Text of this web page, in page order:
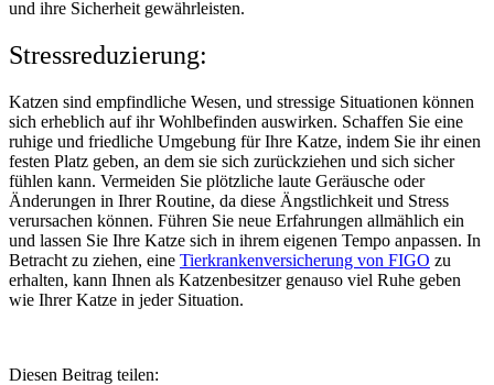
und ihre Sicherheit gewährleisten.
Stressreduzierung:
Katzen sind empfindliche Wesen, und stressige Situationen können
sich erheblich auf ihr Wohlbefinden auswirken. Schaffen Sie eine
ruhige und friedliche Umgebung für Ihre Katze, indem Sie ihr einen
festen Platz geben, an dem sie sich zurückziehen und sich sicher
fühlen kann. Vermeiden Sie plötzliche laute Geräusche oder
Änderungen in Ihrer Routine, da diese Ängstlichkeit und Stress
verursachen können. Führen Sie neue Erfahrungen allmählich ein
und lassen Sie Ihre Katze sich in ihrem eigenen Tempo anpassen. In
Betracht zu ziehen, eine Tierkrankenversicherung von FIGO zu
erhalten, kann Ihnen als Katzenbesitzer genauso viel Ruhe geben
wie Ihrer Katze in jeder Situation.
Diesen Beitrag teilen: